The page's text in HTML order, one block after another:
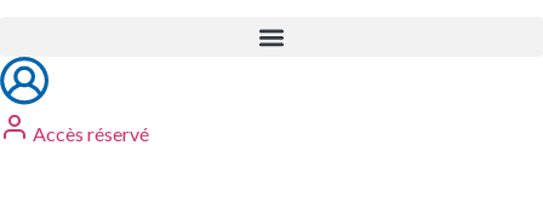
Accès réservé